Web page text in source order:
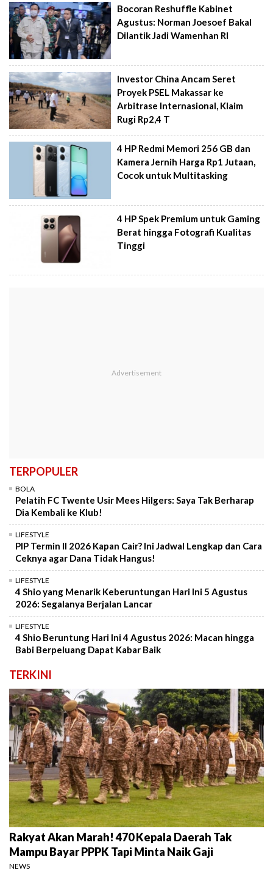
Bocoran Reshuffle Kabinet
Agustus: Norman Joesoef Bakal
Dilantik Jadi Wamenhan RI
Investor China Ancam Seret
Proyek PSEL Makassar ke
Arbitrase Internasional, Klaim
Rugi Rp2,4 T
4 HP Redmi Memori 256 GB dan
Kamera Jernih Harga Rp1 Jutaan,
Cocok untuk Multitasking
4 HP Spek Premium untuk Gaming
Berat hingga Fotografi Kualitas
Tinggi
TERPOPULER
BOLA
Pelatih FC Twente Usir Mees Hilgers: Saya Tak Berharap
Dia Kembali ke Klub!
LIFESTYLE
PIP Termin II 2026 Kapan Cair? Ini Jadwal Lengkap dan Cara
Ceknya agar Dana Tidak Hangus!
LIFESTYLE
4 Shio yang Menarik Keberuntungan Hari Ini 5 Agustus
2026: Segalanya Berjalan Lancar
LIFESTYLE
4 Shio Beruntung Hari Ini 4 Agustus 2026: Macan hingga
Babi Berpeluang Dapat Kabar Baik
TERKINI
Rakyat Akan Marah! 470 Kepala Daerah Tak
Mampu Bayar PPPK Tapi Minta Naik Gaji
NEWS